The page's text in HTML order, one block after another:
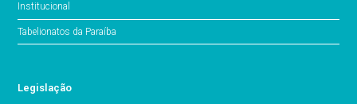
Institucional
Tabelionatos da Paraíba
Legislação